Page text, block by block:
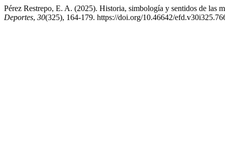
Pérez Restrepo, E. A. (2025). Historia, simbología y sentidos de las
Deportes, 30(325), 164-179. https://doi.org/10.46642/